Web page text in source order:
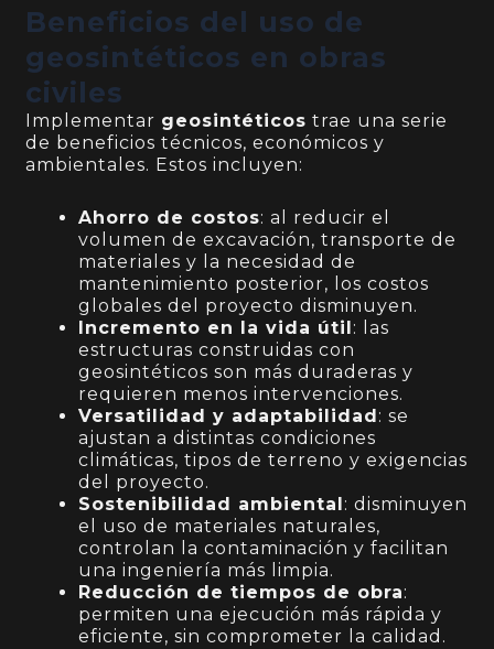
Beneficios del uso de
geosintéticos en obras
civiles
Implementar geosintéticos trae una serie
de beneficios técnicos, económicos y
ambientales. Estos incluyen:
Ahorro de costos: al reducir el
volumen de excavación, transporte de
materiales y la necesidad de
mantenimiento posterior, los costos
globales del proyecto disminuyen.
Incremento en la vida útil: las
estructuras construidas con
geosintéticos son más duraderas y
requieren menos intervenciones.
Versatilidad y adaptabilidad: se
ajustan a distintas condiciones
climáticas, tipos de terreno y exigencias
del proyecto.
Sostenibilidad ambiental: disminuyen
el uso de materiales naturales,
controlan la contaminación y facilitan
una ingeniería más limpia.
Reducción de tiempos de obra:
permiten una ejecución más rápida y
eficiente, sin comprometer la calidad.